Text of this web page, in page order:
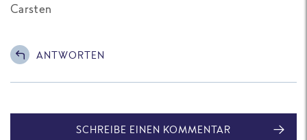
Carsten
ANTWORTEN
SCHREIBE EINEN KOMMENTAR